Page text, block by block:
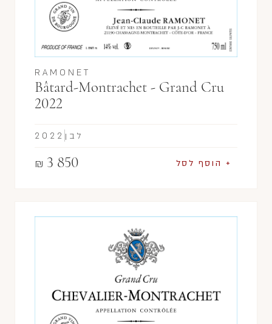
RAMONET
Bâtard-Montrachet - Grand Cru
2022
₪ 3 850 + הוסף לסל
2022 לבן